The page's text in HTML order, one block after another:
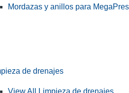
Mordazas y anillos para
de drenajes
View All Limpieza de drenajes